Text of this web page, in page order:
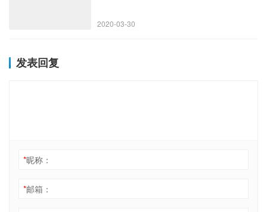
2020-03-30
发表回复
*昵称：
*邮箱：